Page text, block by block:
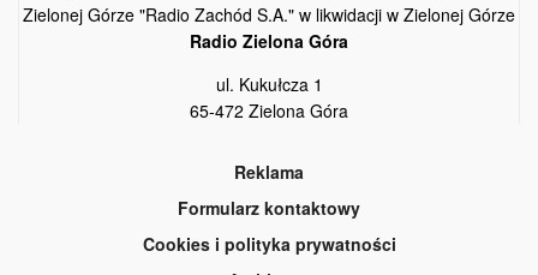
Zielonej Górze "Radio Zachód S.A." w likwidacji w Zielonej Górze
Radio Zielona Góra
ul. Kukułcza 1
65-472 Zielona Góra
Reklama
Formularz kontaktowy
Cookies i polityka prywatności